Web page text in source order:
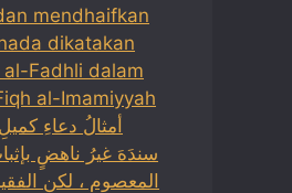
mendhaifkan
dikatakan
Fadhli dalam
al-Imamiyyah
سندَهَ غيرُ ناهضٍ
المعصومِ ، لكن